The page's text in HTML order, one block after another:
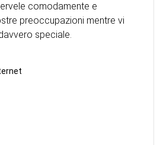
comodamente e
preoccupazioni mentre vi
speciale.